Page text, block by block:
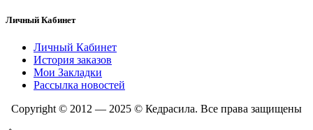
Личный Кабинет
Личный Кабинет
История заказов
Мои Закладки
Рассылка новостей
Copyright © 2012 — 2025 © Кедрасила. Все права защищены